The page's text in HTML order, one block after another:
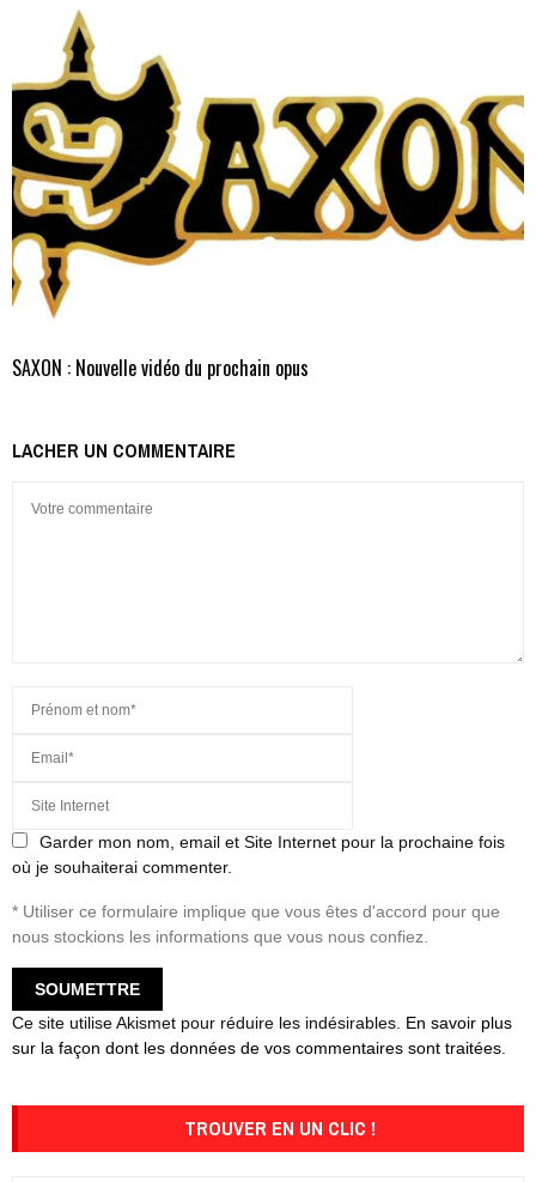
SAXON : Nouvelle vidéo du prochain opus
LACHER UN COMMENTAIRE
Garder mon nom, email et Site Internet pour la prochaine fois
où je souhaiterai commenter.
* Utiliser ce formulaire implique que vous êtes d'accord pour que
nous stockions les informations que vous nous confiez.
Ce site utilise Akismet pour réduire les indésirables. En savoir plus
sur la façon dont les données de vos commentaires sont traitées
TROUVER EN UN CLIC !